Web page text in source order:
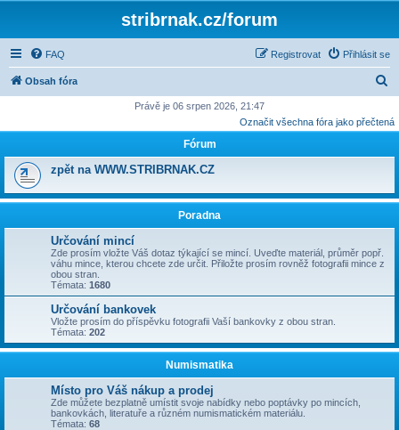
stribrnak.cz/forum
FAQ Přihlásit se
Registrovat
Obsah fóra
e
Právě je 06 srpen 2026, 21:47
Označit všechna fóra jako přečtená
Fórum
zpět na WWW.STRIBRNAK.CZ
Poradna
Určování mincí
Zde prosím vložte Váš dotaz týkající se mincí. Uveďte materiál, průměr popř.
váhu mince, kterou chcete zde určit. Přiložte prosím rovněž fotografii mince z
obou stran.
Témata: 1680
Určování bankovek
Vložte prosím do příspěvku fotografii Vaší bankovky z obou stran.
Témata: 202
Numismatika
Místo pro Váš nákup a prodej
Zde můžete bezplatně umístit svoje nabídky nebo poptávky po mincích,
bankovkách, literatuře a různém numismatickém materiálu.
Témata: 68